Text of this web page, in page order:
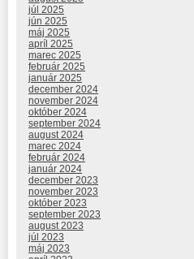
júl 2025
jún 2025
máj 2025
apríl 2025
marec 2025
február 2025
január 2025
december 2024
november 2024
október 2024
september 2024
august 2024
marec 2024
február 2024
január 2024
december 2023
november 2023
október 2023
september 2023
august 2023
júl 2023
máj 2023